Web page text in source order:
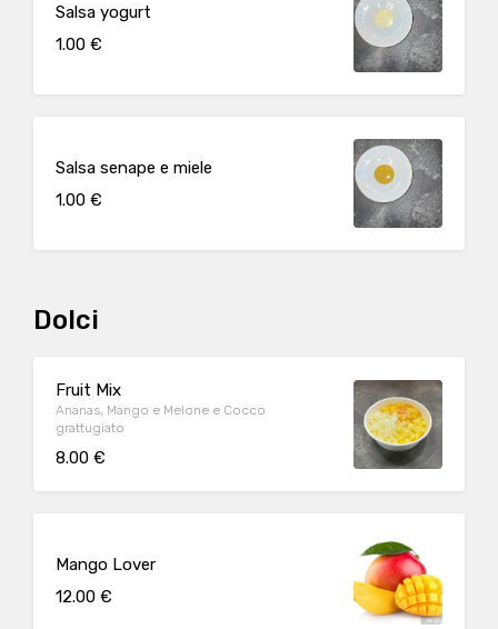
Salsa yogurt
1.00 €
Salsa senape e miele
1.00 €
Dolci
Fruit Mix
Ananas, Mango e Melone e Cocco
grattugiato
8.00 €
Mango Lover
12.00 €